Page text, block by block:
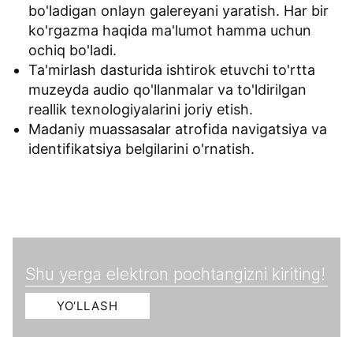
bo'ladigan onlayn galereyani yaratish. Har bir
ko'rgazma haqida ma'lumot hamma uchun
ochiq bo'ladi.
Ta'mirlash dasturida ishtirok etuvchi to'rtta
muzeyda audio qo'llanmalar va to'ldirilgan
reallik texnologiyalarini joriy etish.
Madaniy muassasalar atrofida navigatsiya va
identifikatsiya belgilarini o'rnatish.